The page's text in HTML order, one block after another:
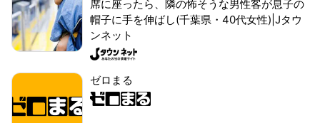
席に座ったら、隣の怖そうな男性客が息子の
帽子に手を伸ばし(千葉県・40代女性)|Jタウ
ンネット
ゼロまる